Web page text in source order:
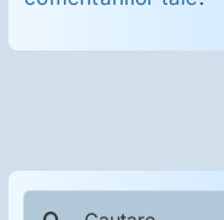
Cautare...